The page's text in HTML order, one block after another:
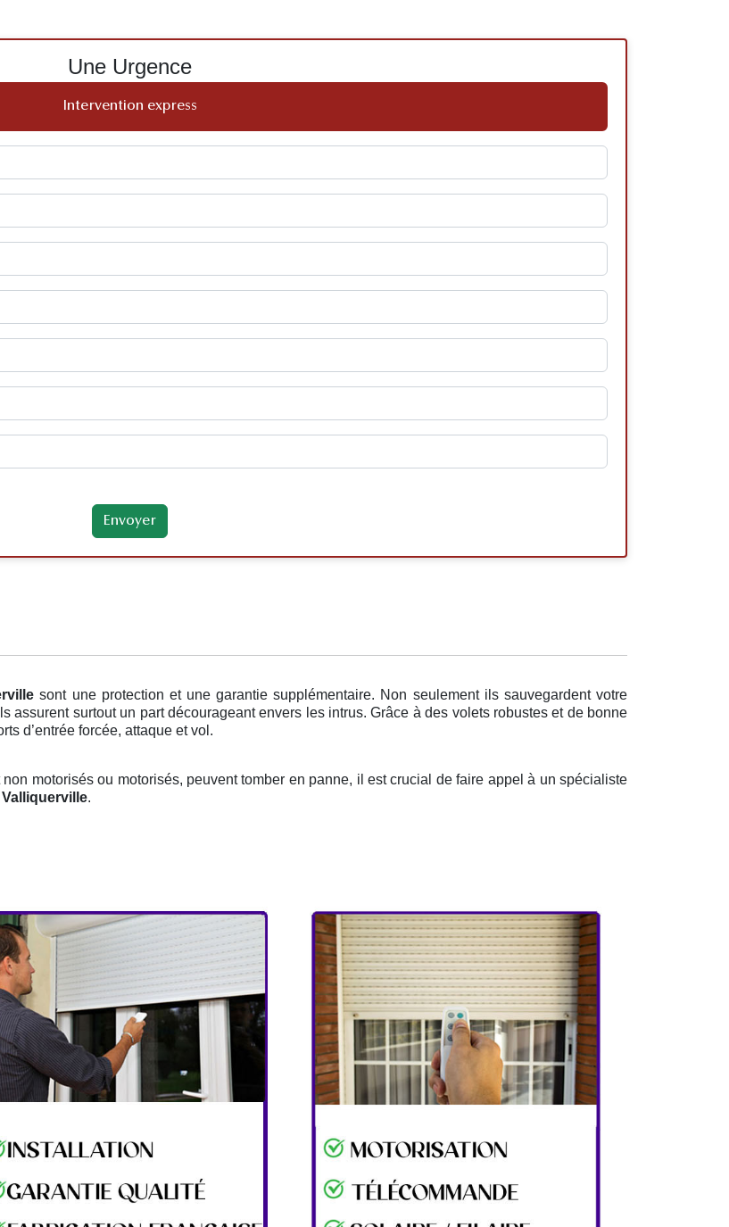
Une Urgence
Intervention express
sont une protection et une garantie supplémentaire. Non seulement ils sauvegardent votre
assurent surtout un part décourageant envers les intrus. Grâce à des volets robustes et de bonne
d’entrée forcée, attaque et vol.
non motorisés ou motorisés, peuvent tomber en panne, il est crucial de faire appel à un spécialiste
.